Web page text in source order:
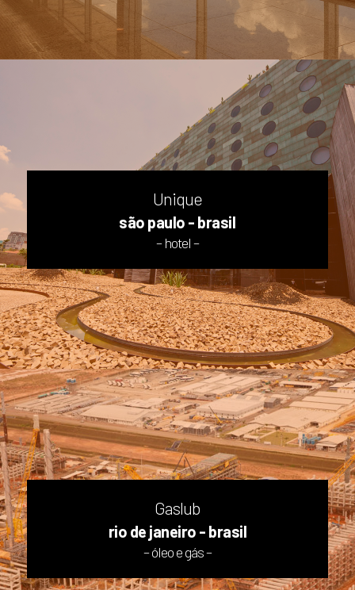
Unique
são paulo - brasil
– hotel –
Gaslub
rio de janeiro - brasil
– óleo e gás –